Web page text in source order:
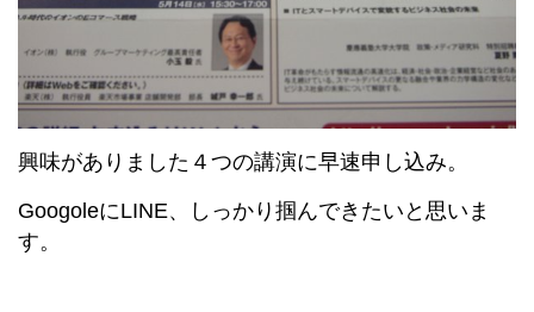
興味がありました４つの講演に早速申し込み。
GoogoleにLINE、しっかり掴んできたいと思いま
す。